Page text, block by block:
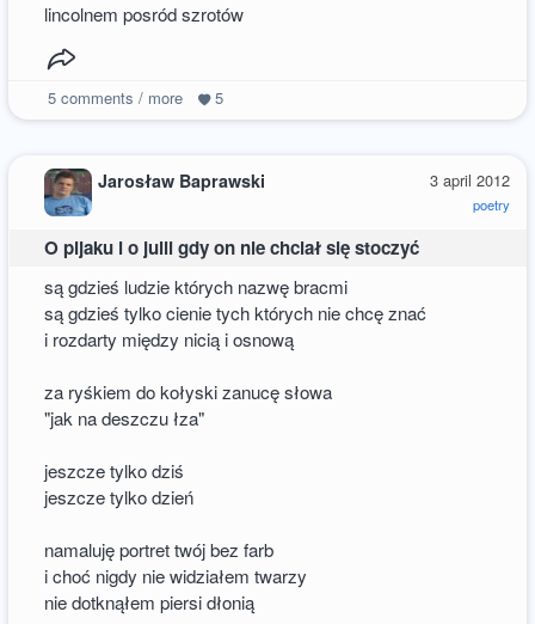
lincolnem posród szrotów
5comments / more 5
3 april 2012
poetry
Jarosław Baprawski
O pijaku i o julii gdy on nie chciał się stoczyć
są gdzieś ludzie których nazwę bracmi
są gdzieś tylko cienie tych których nie chcę znać
i rozdarty między nicią i osnową
za ryśkiem do kołyski zanucę słowa
"jak na deszczu łza"
jeszcze tylko dziś
jeszcze tylko dzień
namaluję portret twój bez farb
i choć nigdy nie widziałem twarzy
nie dotknąłem piersi dłonią